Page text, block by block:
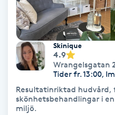
Kemisk peeling
Keratinbehandling
Kinesiologi
Kinesisk medicin
Skinique
4.9
Wrangelsgatan
Tider fr. 13:00,
Resultatinriktad hudvård,
skönhetsbehandlingar i
miljö.